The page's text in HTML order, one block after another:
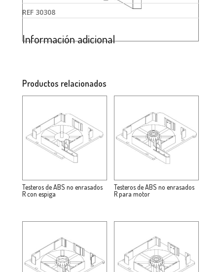
REF 30308
Información adicional
Productos relacionados
Testeros de ABS no enrasados
R con espiga
Testeros de ABS no enrasados
R para motor